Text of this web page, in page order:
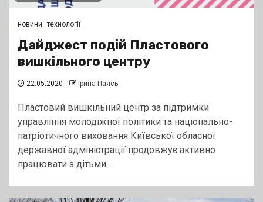
новини технології
Дайджест подій Пластового
вишкільного центру
22.05.2020 Ірина Паясь
Пластовий вишкільний центр за підтримки
управління молодіжної політики та національно-
патріотичного виховання Київської обласної
державної адміністрації продовжує активно
працювати з дітьми...